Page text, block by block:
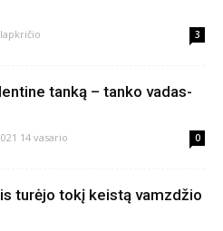
3
tanką – tanko vadas-
14 vasario 0
turėjo tokį keistą vamzdžio